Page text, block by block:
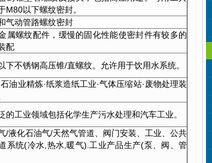
M80以下螺纹密封。
气动管路螺纹密封
属螺纹配件，缓慢的固化性能使密封件有较多的
配
下不锈钢高压锥/直螺纹。允许用于饮用水系统。
油业精炼·纸浆造纸工业·气体压缩站·废物处理装
的工业领域包括化学生产污水处理和汽车工业。
/液化石油气/天然气管道、阀门安装、工业、公共
系统(冷水,热水,暖气).工业产品生产(泵、阀、管